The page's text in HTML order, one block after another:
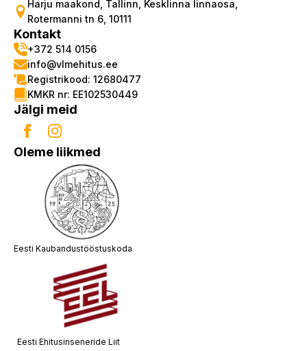
Harju maakond, Tallinn, Kesklinna linnaosa,
Rotermanni tn 6, 10111
Kontakt
+372 514 0156
info@vlmehitus.ee
Registrikood: 12680477
KMKR nr: EE102530449
Jälgi meid
Oleme liikmed
Eesti Kaubandustööstuskoda
Eesti Ehitusinseneride Liit